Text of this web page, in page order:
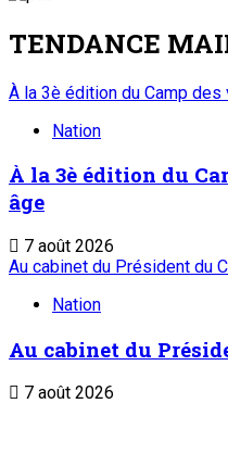
TENDANCE
À la 3è édition du Camp
Nation
À la 3è édition du
âge
7 août 2026
Au cabinet du Président du
Nation
Au cabinet du
7 août 2026